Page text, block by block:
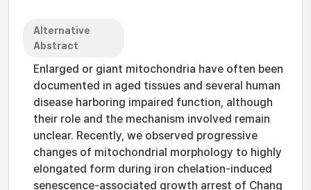
Alternative
Abstract
Enlarged or giant mitochondria have often been
documented in aged tissues and several human
disease harboring impaired function, although
their role and the mechanism involved remain
unclear. Recently, we observed progressive
changes of mitochondrial morphology to highly
elongated form during iron chelation-induced
senescence-associated growth arrest of Chang